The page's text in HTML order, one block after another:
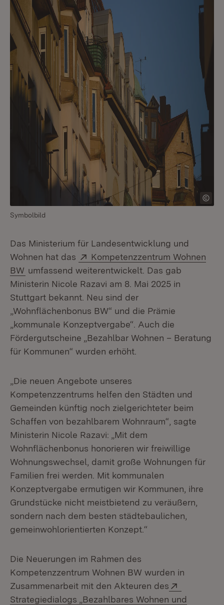
Symbolbild
Das Ministerium für Landesentwicklung und
Wohnen hat das
Extern:
Kompetenzzentrum Wohnen
BW (Öffnet in neuem Fenster)
umfassend weiterentwickelt. Das gab
Ministerin Nicole Razavi am 8. Mai 2025 in
Stuttgart bekannt. Neu sind der
„Wohnflächenbonus BW“ und die Prämie
„kommunale Konzeptvergabe“. Auch die
Fördergutscheine „Bezahlbar Wohnen – Beratung
für Kommunen“ wurden erhöht.
„Die neuen Angebote unseres
Kompetenzzentrums helfen den Städten und
Gemeinden künftig noch zielgerichteter beim
Schaffen von bezahlbarem Wohnraum“, sagte
Ministerin Nicole Razavi: „Mit dem
Wohnflächenbonus honorieren wir freiwillige
Wohnungswechsel, damit große Wohnungen für
Familien frei werden. Mit kommunalen
Konzeptvergabe ermutigen wir Kommunen, ihre
Grundstücke nicht meistbietend zu veräußern,
sondern nach dem besten städtebaulichen,
gemeinwohlorientierten Konzept.“
Die Neuerungen im Rahmen des
Kompetenzzentrum Wohnen BW wurden in
Zusammenarbeit mit den Akteuren des
Strategiedialogs „Bezahlbares Wohnen und